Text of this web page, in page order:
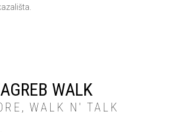
WALK
WALK N' TALK